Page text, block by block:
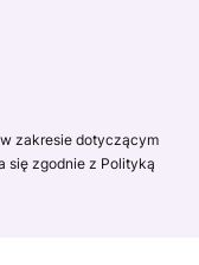
zakresie dotyczącym
się zgodnie z Polityką